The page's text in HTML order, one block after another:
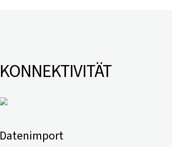
KONNEKTIVITÄT
Datenimport